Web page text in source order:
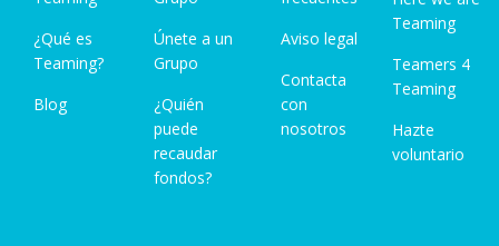
¿Qué es
Teaming?
Blog
Únete a un
Grupo
¿Quién
puede
recaudar
fondos?
Aviso legal
Contacta
con
nosotros
Teaming
Teamers 4
Teaming
Hazte
voluntario